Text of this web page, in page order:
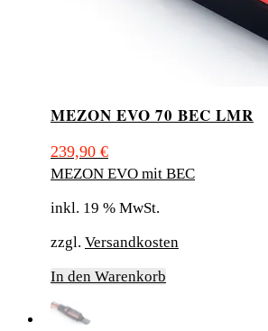
MEZON EVO 70 BEC LMR
239,90 €
MEZON EVO mit BEC
inkl. 19 % MwSt.
zzgl. Versandkosten
In den Warenkorb